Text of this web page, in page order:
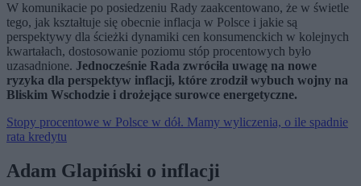
W komunikacie po posiedzeniu Rady zaakcentowano, że w świetle
tego, jak kształtuje się obecnie inflacja w Polsce i jakie są
perspektywy dla ścieżki dynamiki cen konsumenckich w kolejnych
kwartałach, dostosowanie poziomu stóp procentowych było
uzasadnione. Jednocześnie Rada zwróciła uwagę na nowe
ryzyka dla perspektyw inflacji, które zrodził wybuch wojny na
Bliskim Wschodzie i drożejące surowce energetyczne.
Stopy procentowe w Polsce w dół. Mamy wyliczenia, o ile spadnie
rata kredytu
Adam Glapiński o inflacji